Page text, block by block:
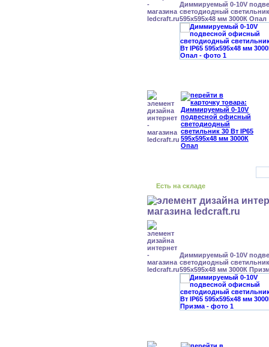
Диммируемый 0-10V
светодиодный
595x595x48 мм 3000К Опал
Есть на складе
Диммируемый 0-10V
светодиодный
595x595x48 мм 3000К